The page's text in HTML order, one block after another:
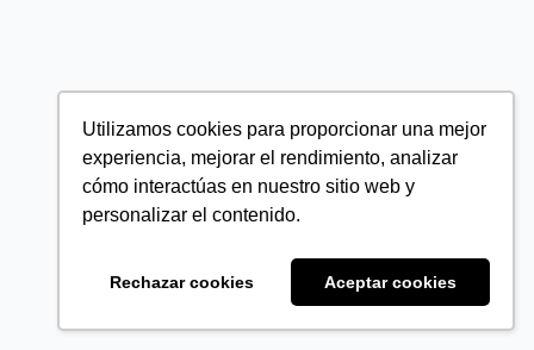
Utilizamos cookies para proporcionar una mejor
experiencia, mejorar el rendimiento, analizar
cómo interactúas en nuestro sitio web y
personalizar el contenido.
Rechazar cookies Aceptar cookies